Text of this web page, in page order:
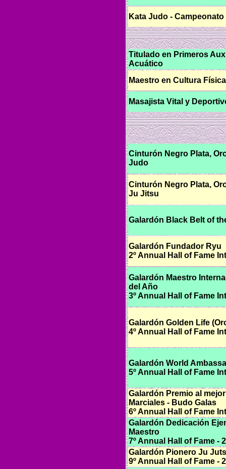
Kata Judo - Campeonato
Titulado en Primeros
Acuático
Maestro en Cultura Física
Masajista Vital y
Cinturón Negro Plata,
Judo
Cinturón Negro Plata,
Ju Jitsu
Galardón Black Belt of
Galardón Fundador Ryu
2º Annual Hall of Fame
Galardón Maestro
del Año
3º Annual Hall of Fame
Galardón Golden Life
4º Annual Hall of Fame
Galardón World
5º Annual Hall of Fame
Galardón Premio al
Marciales - Budo Galas
6º Annual Hall of Fame
Galardón Dedicación
Maestro
7º Annual Hall of Fame -
Galardón Pionero Ju
9º Annual Hall of Fame -